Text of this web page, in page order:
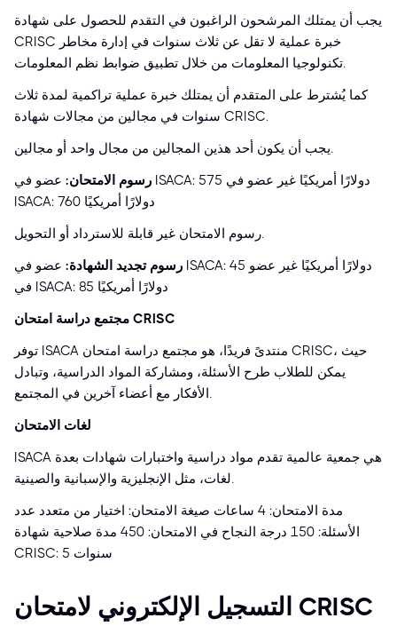
يجب أن يمتلك المرشحون الراغبون في التقدم للحصول على شهادة
CRISC خبرة عملية لا تقل عن ثلاث سنوات في إدارة مخاطر
تكنولوجيا المعلومات من خلال تطبيق ضوابط نظم المعلومات.
كما يُشترط على المتقدم أن يمتلك خبرة عملية تراكمية لمدة ثلاث
سنوات في مجالين من مجالات شهادة CRISC.
يجب أن يكون أحد هذين المجالين من مجال واحد أو مجالين.
رسوم الامتحان: عضو في ISACA: 575 دولارًا أمريكيًا غير عضو في
ISACA: 760 دولارًا أمريكيًا
رسوم الامتحان غير قابلة للاسترداد أو التحويل.
رسوم تجديد الشهادة: عضو في ISACA: 45 دولارًا أمريكيًا غير عضو
في ISACA: 85 دولارًا أمريكيًا
مجتمع دراسة امتحان CRISC
توفر ISACA منتدىً فريدًا، هو مجتمع دراسة امتحان CRISC، حيث
يمكن للطلاب طرح الأسئلة، ومشاركة المواد الدراسية، وتبادل
الأفكار مع أعضاء آخرين في المجتمع.
لغات الامتحان
ISACA هي جمعية عالمية تقدم مواد دراسية واختبارات شهادات بعدة
لغات، مثل الإنجليزية والإسبانية والصينية.
مدة الامتحان: 4 ساعات صيغة الامتحان: اختيار من متعدد عدد
الأسئلة: 150 درجة النجاح في الامتحان: 450 مدة صلاحية شهادة
CRISC: 5 سنوات
التسجيل الإلكتروني لامتحان CRISC